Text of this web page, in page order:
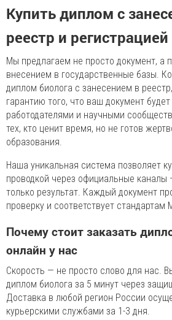
Купить диплом с
реестр и регистрацией
Мы предлагаем не просто документ, а
внесением в государственные базы.
диплом биолога с занесением в
гарантию того, что ваш документ
работодателями и научными
тех, кто ценит время, но не готов
образования.
Наша уникальная система позволяет
проводкой через официальные каналы
только результат. Каждый документ
проверку и соответствует стандартам
Почему стоит заказать
онлайн у нас
Скорость — не просто слово для нас.
диплом биолога за 5 минут через
Доставка в любой регион России
курьерскими службами за 1-3 дня.